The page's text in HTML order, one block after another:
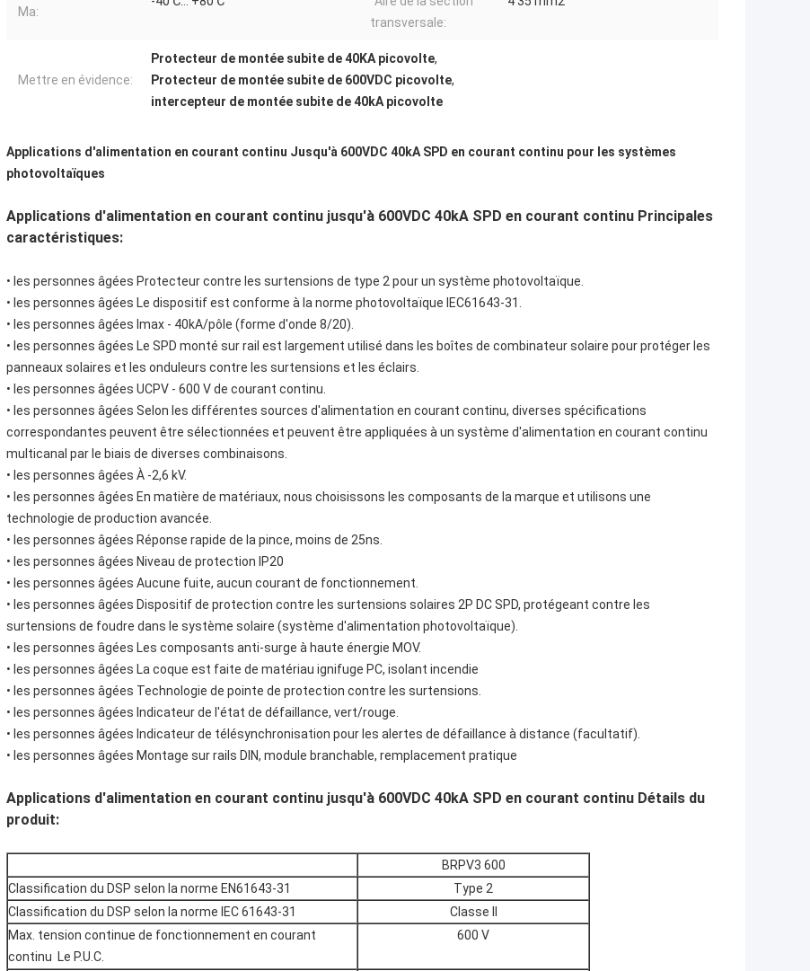
Ma:
transversale:
Mettre en évidence:
Protecteur de montée subite de 40KA picovolte,
Protecteur de montée subite de 600VDC picovolte,
intercepteur de montée subite de 40kA picovolte
Applications d'alimentation en courant continu Jusqu'à 600VDC 40kA SPD en courant continu pour les systèmes
photovoltaïques
Applications d'alimentation en courant continu jusqu'à 600VDC 40kA SPD en courant continu Principales
caractéristiques:
• les personnes âgées Protecteur contre les surtensions de type 2 pour un système photovoltaïque.
• les personnes âgées Le dispositif est conforme à la norme photovoltaïque IEC61643-31.
• les personnes âgées Imax - 40kA/pôle (forme d'onde 8/20).
• les personnes âgées Le SPD monté sur rail est largement utilisé dans les boîtes de combinateur solaire pour protéger les
panneaux solaires et les onduleurs contre les surtensions et les éclairs.
• les personnes âgées UCPV - 600 V de courant continu.
• les personnes âgées Selon les différentes sources d'alimentation en courant continu, diverses spécifications
correspondantes peuvent être sélectionnées et peuvent être appliquées à un système d'alimentation en courant continu
multicanal par le biais de diverses combinaisons.
• les personnes âgées À -2,6 kV.
• les personnes âgées En matière de matériaux, nous choisissons les composants de la marque et utilisons une
technologie de production avancée.
• les personnes âgées Réponse rapide de la pince, moins de 25ns.
• les personnes âgées Niveau de protection IP20
• les personnes âgées Aucune fuite, aucun courant de fonctionnement.
• les personnes âgées Dispositif de protection contre les surtensions solaires 2P DC SPD, protégeant contre les
surtensions de foudre dans le système solaire (système d'alimentation photovoltaïque).
• les personnes âgées Les composants anti-surge à haute énergie MOV.
• les personnes âgées La coque est faite de matériau ignifuge PC, isolant incendie
• les personnes âgées Technologie de pointe de protection contre les surtensions.
• les personnes âgées Indicateur de l'état de défaillance, vert/rouge.
• les personnes âgées Indicateur de télésynchronisation pour les alertes de défaillance à distance (facultatif).
• les personnes âgées Montage sur rails DIN, module branchable, remplacement pratique
Applications d'alimentation en courant continu jusqu'à 600VDC 40kA SPD en courant continu Détails du
produit:
BRPV3 600
Classification du DSP selon la norme EN61643-31
Type 2
Classification du DSP selon la norme IEC 61643-31
Classe II
Max. tension continue de fonctionnement en courant
continu Le P.U.C.
600 V